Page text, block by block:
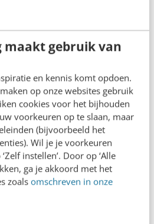
maakt gebruik van
en kennis komt opdoen.
op onze websites gebruik
cookies voor het bijhouden
voorkeuren op te slaan, maar
(bijvoorbeeld het
Wil je je voorkeuren
instellen’. Door op ‘Alle
ga je akkoord met het
zoals omschreven in onze
in de praktijk. Een groot
hebben gesproken
manier naar
niet zo creatief bent, kan
benutten. Dan moet je de
voeten in de
wat betekent dat een
& Technology bij
Twitter is te vinden.
wees voorbereid